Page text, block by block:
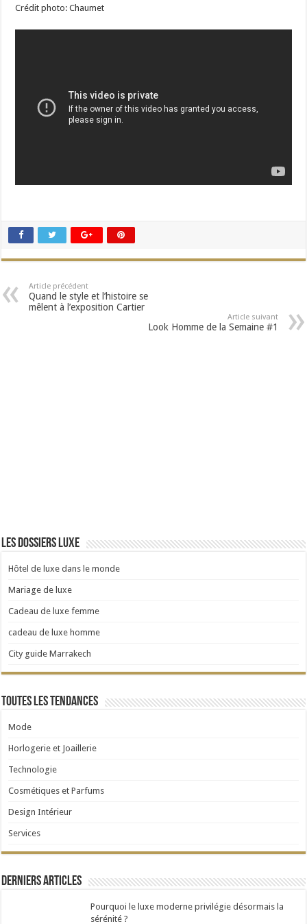
Crédit photo: Chaumet
Article précédent
Quand le style et l’histoire se
mêlent à l’exposition Cartier
Article suivant
Look Homme de la Semaine #1
Les dossiers luxe
Hôtel de luxe dans le monde
Mariage de luxe
Cadeau de luxe femme
cadeau de luxe homme
City guide Marrakech
Toutes les tendances
Mode
Horlogerie et Joaillerie
Technologie
Cosmétiques et Parfums
Design Intérieur
Services
Derniers articles
Pourquoi le luxe moderne privilégie désormais la
sérénité ?